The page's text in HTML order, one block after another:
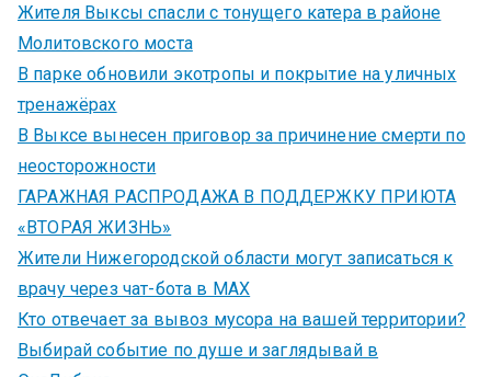
Жителя Выксы спасли с тонущего катера в районе
Молитовского моста
В парке обновили экотропы и покрытие на уличных
тренажёрах
В Выксе вынесен приговор за причинение смерти по
неосторожности
ГАРАЖНАЯ РАСПРОДАЖА В ПОДДЕРЖКУ ПРИЮТА
«ВТОРАЯ ЖИЗНЬ»
Жители Нижегородской области могут записаться к
врачу через чат-бота в MAX
Кто отвечает за вывоз мусора на вашей территории?
Выбирай событие по душе и заглядывай в